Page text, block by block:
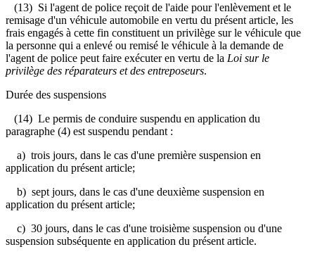
(13) Si l'agent de police reçoit de l'aide pour l'enlèvement et le
remisage d'un véhicule automobile en vertu du présent article, les
frais engagés à cette fin constituent un privilège sur le véhicule que
la personne qui a enlevé ou remisé le véhicule à la demande de
l'agent de police peut faire exécuter en vertu de la Loi sur le
privilège des réparateurs et des entreposeurs.
Durée des suspensions
(14) Le permis de conduire suspendu en application du
paragraphe (4) est suspendu pendant :
a) trois jours, dans le cas d'une première suspension en
application du présent article;
b) sept jours, dans le cas d'une deuxième suspension en
application du présent article;
c) 30 jours, dans le cas d'une troisième suspension ou d'une
suspension subséquente en application du présent article.